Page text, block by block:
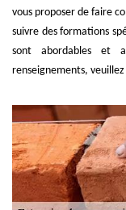
vous proposer de faire
suivre des formations
sont abordables et
renseignements,